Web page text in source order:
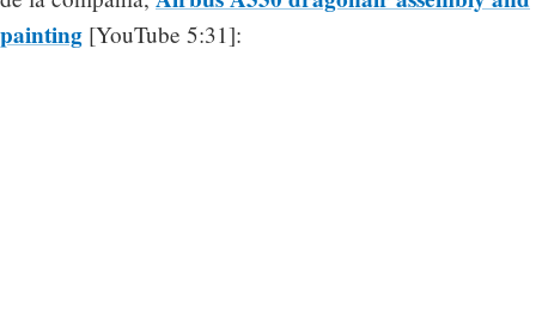
painting [YouTube 5:31]: